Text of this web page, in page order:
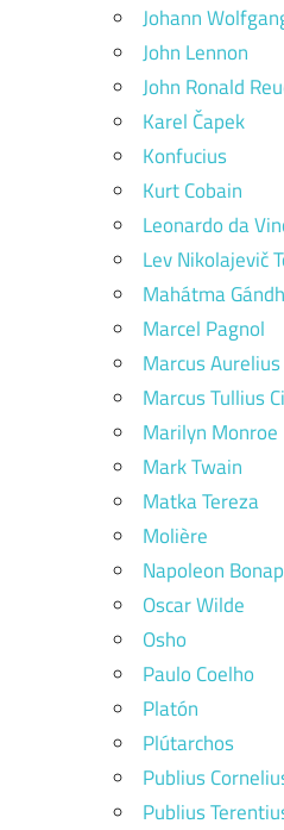
Johann
John Lennon
John Ronald
Karel Čapek
Konfucius
Kurt Cobain
Leonardo da
Lev Nikolajevič
Mahátma
Marcel Pagnol
Marcus Aurelius
Marcus Tullius
Marilyn Monroe
Mark Twain
Matka Tereza
Molière
Napoleon
Oscar Wilde
Osho
Paulo Coelho
Platón
Plútarchos
Publius
Publius